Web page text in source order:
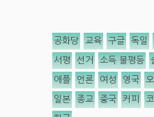
공화당 교육 구글 독일
서평 선거 소득 불평등
애플 언론 여성 영국
일본 종교 중국 커피